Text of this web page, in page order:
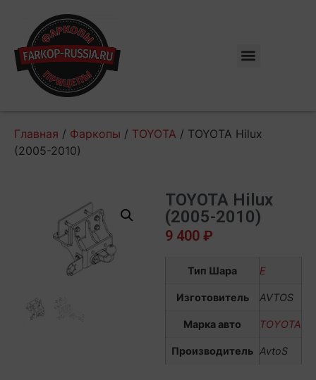
Главная / Фаркопы / TOYOTA / TOYOTA Hilux
(2005-2010)
TOYOTA Hilux
(2005-2010)
9 400 ₽
Тип Шара E
Изготовитель AVTOS
Марка авто TOYOTA
Производитель AvtoS